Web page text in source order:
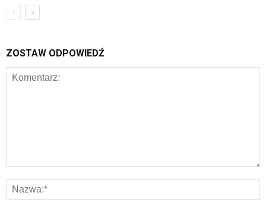
ZOSTAW ODPOWIEDŹ